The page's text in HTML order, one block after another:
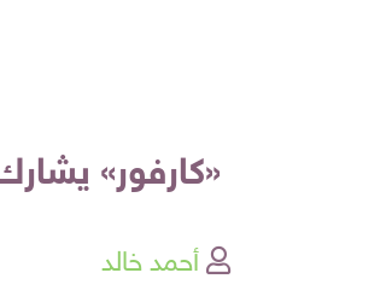
«كارفور»
أحمد خالد